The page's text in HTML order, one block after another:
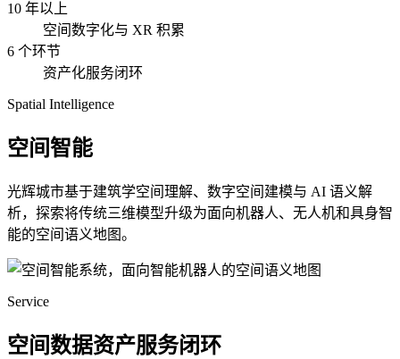
10 年以上
空间数字化与 XR 积累
6 个环节
资产化服务闭环
Spatial Intelligence
空间智能
光辉城市基于建筑学空间理解、数字空间建模与 AI 语义解
析，探索将传统三维模型升级为面向机器人、无人机和具身智
能的空间语义地图。
Service
空间数据资产服务闭环